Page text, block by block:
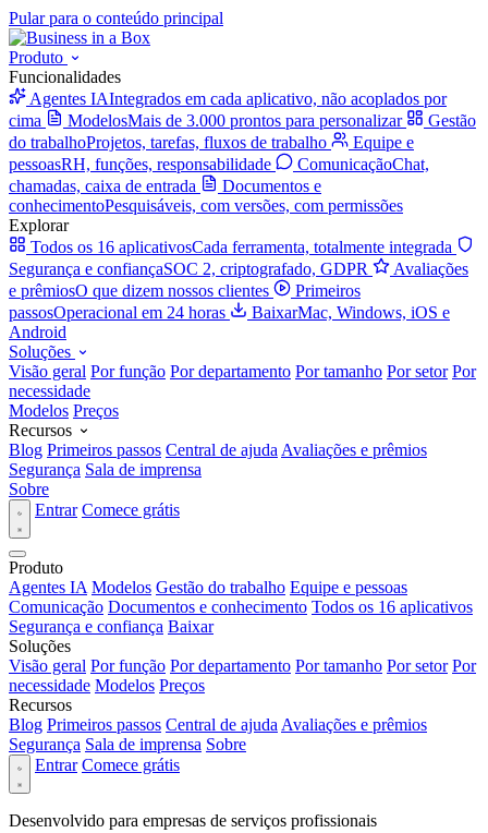
Pular para o conteúdo principal
Produto
Funcionalidades
Agentes IAIntegrados em cada aplicativo, não acoplados por
cima
ModelosMais de 3.000 prontos para personalizar
Gestão
do trabalhoProjetos, tarefas, fluxos de trabalho
Equipe e
pessoasRH, funções, responsabilidade ComunicaçãoChat,
chamadas, caixa de entrada
Documentos e
conhecimentoPesquisáveis, com versões, com permissões
Explorar
Todos os 16 aplicativosCada ferramenta, totalmente integrada
Segurança e confiançaSOC 2, criptografado, GDPR
Avaliações
e prêmiosO que dizem nossos clientes
Primeiros
passosOperacional em 24 horas BaixarMac, Windows, iOS e
Android
Soluções
Visão geral Por função Por departamento Por tamanho Por setor Por
necessidade
Modelos Preços
Recursos
Blog Primeiros passos Central de ajuda Avaliações e prêmios
Segurança Sala de imprensa
Sobre
Entrar Comece grátis
Produto
Agentes IA Modelos Gestão do trabalho Equipe e pessoas
Comunicação Documentos e conhecimento Todos os 16 aplicativos
Segurança e confiança Baixar
Soluções
Visão geral Por função Por departamento Por tamanho Por setor Por
necessidade Modelos Preços
Recursos
Blog Primeiros passos Central de ajuda Avaliações e prêmios
Segurança Sala de imprensa Sobre
Entrar Comece grátis
Desenvolvido para empresas de serviços profissionais